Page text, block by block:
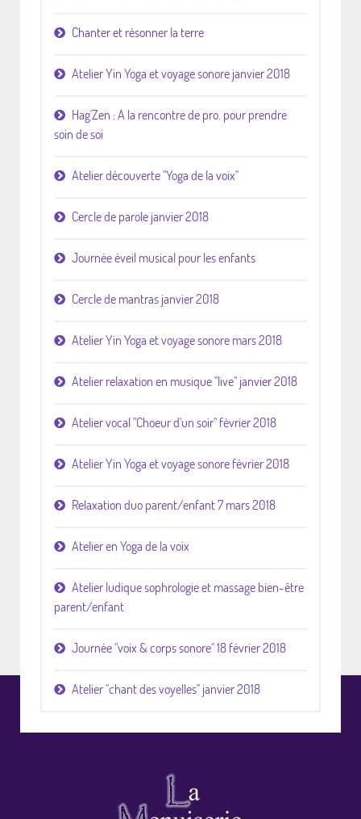
Chanter et résonner la terre
Atelier Yin Yoga et voyage sonore janvier 2018
Hag'Zen : A la rencontre de pro. pour prendre
soin de soi
Atelier découverte "Yoga de la voix"
Cercle de parole janvier 2018
Journée éveil musical pour les enfants
Cercle de mantras janvier 2018
Atelier Yin Yoga et voyage sonore mars 2018
Atelier relaxation en musique "live" janvier 2018
Atelier vocal "Choeur d'un soir" février 2018
Atelier Yin Yoga et voyage sonore février 2018
Relaxation duo parent/enfant 7 mars 2018
Atelier en Yoga de la voix
Atelier ludique sophrologie et massage bien-être
parent/enfant
Journée "voix & corps sonore" 18 février 2018
Atelier "chant des voyelles" janvier 2018